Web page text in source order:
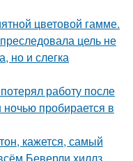
цветовой гамме.
цель не
но и слегка
работу после
ночью пробирается в
кажется, самый